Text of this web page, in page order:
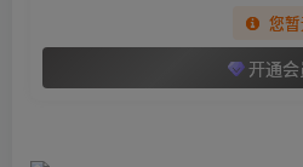
您
开通会